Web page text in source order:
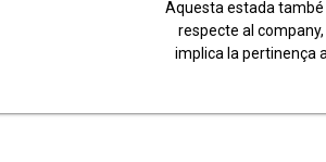
Aquesta estada també
respecte al
implica la pertinença